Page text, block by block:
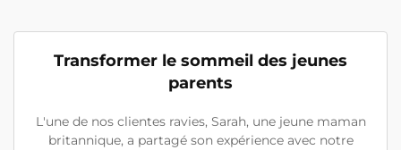
Transformer le sommeil des jeunes
parents
L'une de nos clientes ravies, Sarah, une jeune maman
britannique, a partagé son expérience avec notre